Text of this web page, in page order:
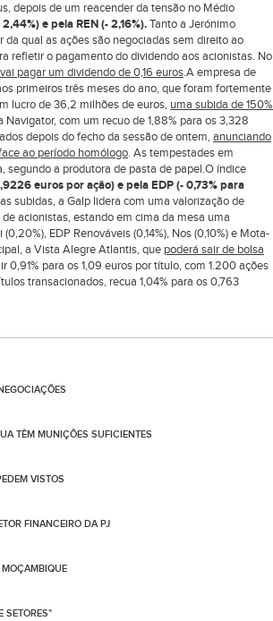
depois de um reacender da tensão no Médio
e pela REN (- 2,16%).Tanto a Jerónimo
qual as ações são negociadas sem direito ao
refletir o pagamento do dividendo aos acionistas. No
pagar um dividendo de 0,16 euros.A empresa de
primeiros três meses do ano, que foram fortemente
lucro de 36,2 milhões de euros, uma subida de 150%
com um recuo de 1,88% para os 3,328
depois do fecho da sessão de ontem,anunciando
ao período homólogo. As tempestades em
segundo a produtora de pasta de papel.O índice
euros por ação) e pela EDP (- 0,73% para
subidas, a Galp lidera com uma valorização de
acionistas, estando em cima da mesa uma
(0,20%), EDP Renováveis (0,14%), Nos (0,10%) e Mota-
a Vista Alegre Atlantis, que poderá sair de bolsa
0,91% para os 1,09 euros por título, com 1.200 ações
transacionados, recua 1,04% para os 0,763
TÊM MUNIÇÕES SUFICIENTES
VISTOS
FINANCEIRO DA PJ
MOÇAMBIQUE
SETORES"